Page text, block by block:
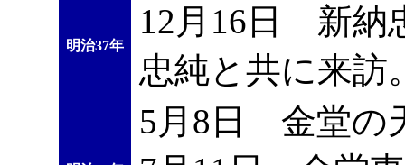
明治37年
12月16日 新納
忠純と共に来訪
5月8日 金堂の